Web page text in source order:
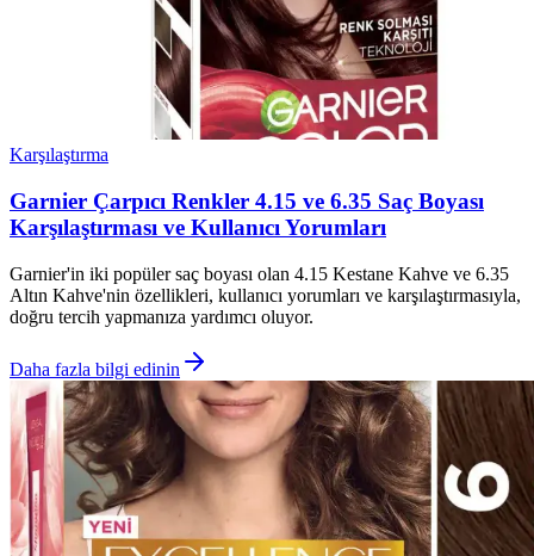
Karşılaştırma
Garnier Çarpıcı Renkler 4.15 ve 6.35 Saç Boyası
Karşılaştırması ve Kullanıcı Yorumları
Garnier'in iki popüler saç boyası olan 4.15 Kestane Kahve ve 6.35
Altın Kahve'nin özellikleri, kullanıcı yorumları ve karşılaştırmasıyla,
doğru tercih yapmanıza yardımcı oluyor.
Daha fazla bilgi edinin